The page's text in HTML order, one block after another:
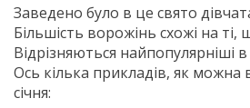
Заведено було в це свято
Більшість ворожінь схожі на ті,
Відрізняються найпопулярніші
Ось кілька прикладів, як
січня: